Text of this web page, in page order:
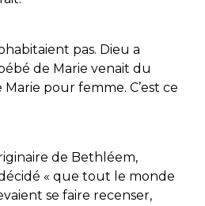
pas. Dieu a
de Marie venait du
pour femme. C’est ce
de Bethléem,
« que tout le monde
se faire recenser,